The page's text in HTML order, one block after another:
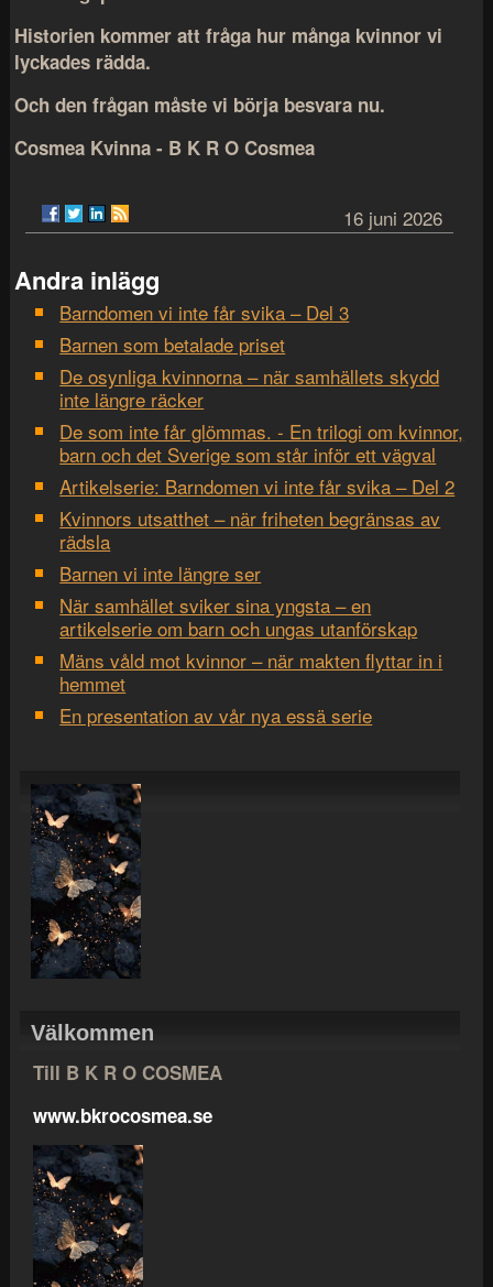
Historien kommer att fråga hur många kvinnor vi
lyckades rädda.
Och den frågan måste vi börja besvara nu.
Cosmea Kvinna - B K R O Cosmea
16 juni 2026
Andra inlägg
Barndomen vi inte får svika – Del 3
Barnen som betalade priset
De osynliga kvinnorna – när samhällets skydd
inte längre räcker
De som inte får glömmas. - En trilogi om kvinnor,
barn och det Sverige som står inför ett vägval
Artikelserie: Barndomen vi inte får svika – Del 2
Kvinnors utsatthet – när friheten begränsas av
rädsla
Barnen vi inte längre ser
När samhället sviker sina yngsta – en
artikelserie om barn och ungas utanförskap
Mäns våld mot kvinnor – när makten flyttar in i
hemmet
En presentation av vår nya essä serie
Välkommen
Till B K R O COSMEA
www.bkrocosmea.se